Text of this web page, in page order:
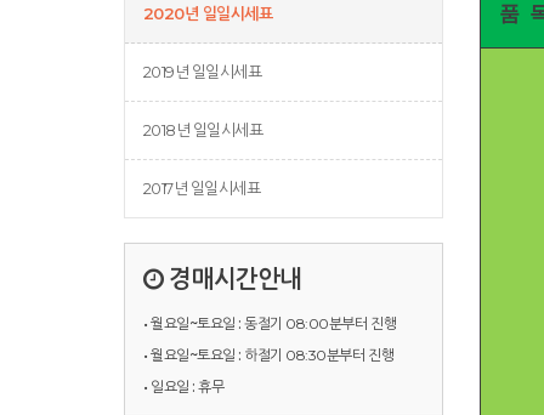
2020년 일일시세표
2019년 일일시세표
2018년 일일시세표
2017년 일일시세표
경매시간안내
• 월요일~토요일 : 동절기 08:00분부터 진행
• 월요일~토요일 : 하절기 08:30분부터 진행
• 일요일 : 휴무
품